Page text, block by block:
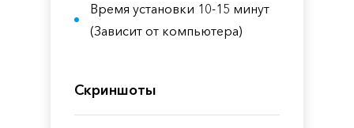
Время установки 10-15 минут
(Зависит от компьютера)
Скриншоты